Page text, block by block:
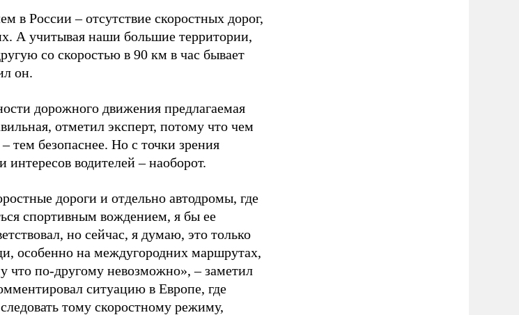
в России – отсутствие скоростных дорог,
А учитывая наши большие территории,
со скоростью в 90 км в час бывает
он.
дорожного движения предлагаемая
отметил эксперт, потому что чем
тем безопаснее. Но с точки зрения
водителей – наоборот.
дороги и отдельно автодромы, где
спортивным вождением, я бы ее
но сейчас, я думаю, это только
особенно на междугородних маршрутах,
что по-другому невозможно», – заметил
ситуацию в Европе, где
тому скоростному режиму,